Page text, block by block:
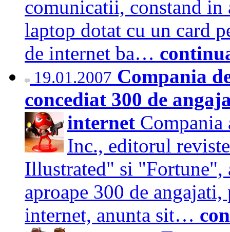
comunicatii, constand
laptop dotat cu un card
de internet ba…
19.01.2007 Compania
concediat 300 de
internet Compania
Inc., editorul
Illustrated" si "Fortune",
aproape 300 de
internet, anunta sit…